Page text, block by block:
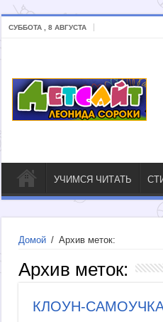
СУББОТА , 8 АВГУСТА
УЧИМСЯ ЧИТАТЬ
Домой / Архив меток:
Архив меток:
КЛОУН-